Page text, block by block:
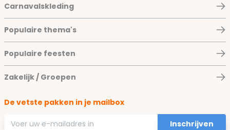
Carnavalskleding
Populaire thema's
Populaire feesten
Zakelijk / Groepen
De vetste pakken in je mailbox
E-mailadres
Inschrijven